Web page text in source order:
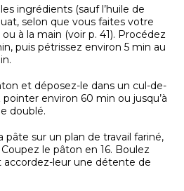
ingrédients (sauf l’huile de
selon que vous faites votre
à la main (voir p. 41). Procédez
puis pétrissez environ 5 min au
et déposez-le dans un cul-de-
environ 60 min ou jusqu’à
doublé.
pâte sur un plan de travail fariné,
le pâton en 16. Boulez
accordez-leur une détente de